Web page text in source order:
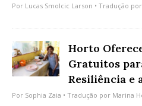
Por Lucas Smolcic Larson • Tradução por
Horto
Gratuitos
Resiliência e
Por Sophia Zaia • Tradução por Marina